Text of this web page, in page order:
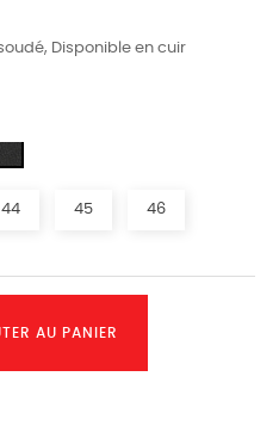
Disponible en cuir
44 45 46
AU PANIER